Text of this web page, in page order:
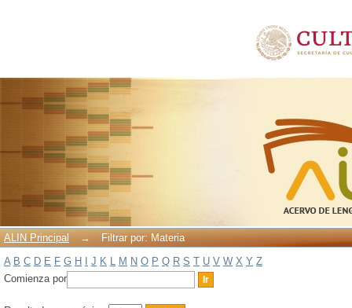
ALIN Principal →
Filtrar por: Materia
A B C D E F G H J K L M N O P Q R S T U V W X Y Z
Comienza por